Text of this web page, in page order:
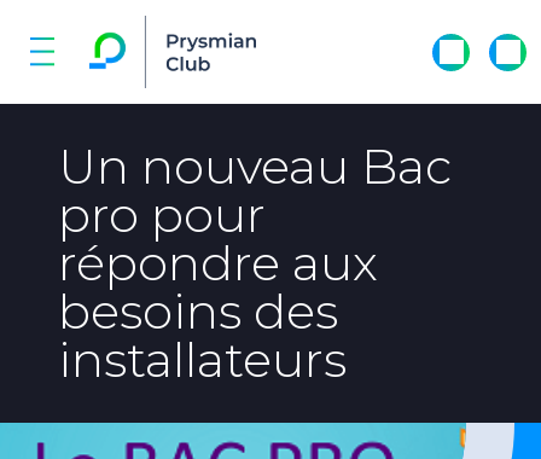
Un nouveau Bac
pro pour
répondre aux
besoins des
installateurs